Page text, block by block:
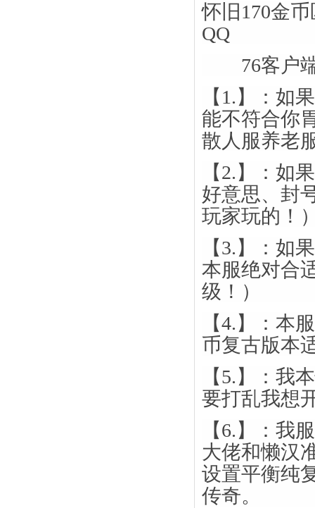
怀旧170金
QQ
76客户端
【1.】：如
能不符合你
散人服养老
【2.】：如
好意思、封
玩家玩的！
【3.】：如
本服绝对合
级！）
【4.】：本
币复古版本
【5.】：我
要打乱我想
【6.】：我
大佬和懒汉
设置平衡纯
传奇。